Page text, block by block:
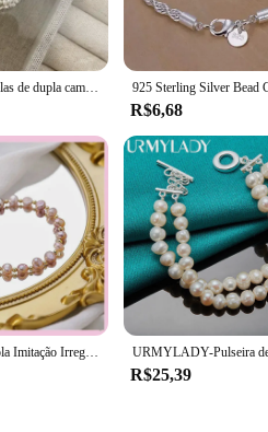
Pulseira de pérolas de dupla camada 925 para mulheres, charme de contas vintage, design de luxo, joias coreanas para menina
R$6,68
Pulseira de Pérola Imitação Irregular para Mulheres, Pingente De Pedra Natural Coreana, Pulseiras De Punho Ajustáveis, Jóias De Aniversário
R$25,39